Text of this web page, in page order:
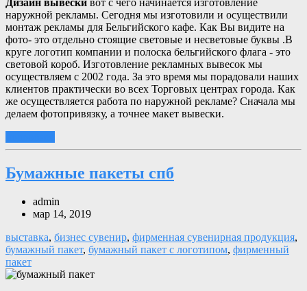
наружной рекламы. Сегодня мы изготовили и осуществили
монтаж рекламы для Бельгийского кафе. Как Вы видите на
фото- это отдельно стоящие световые и несветовые буквы .В
круге логотип компании и полоска бельгийского флага - это
световой короб. Изготовление рекламных вывесок мы
осуществляем с 2002 года. За это время мы порадовали наших
клиентов практически во всех Торговых центрах города. Как
же осуществляется работа по наружной рекламе? Сначала мы
делаем фотопривязку, а точнее макет вывески.
Бумажные пакеты спб
admin
мар 14, 2019
выставка, бизнес сувенир, фирменная сувенирная продукция,
бумажный пакет, бумажный пакет с логотипом, фирменный
пакет